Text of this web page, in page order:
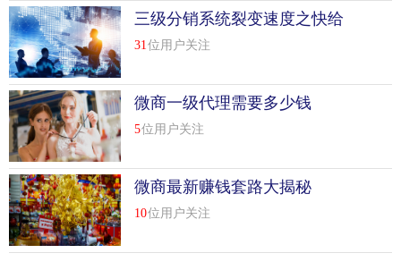
三级分销系统裂变速度之快给
商家提供无限流量
31 位用户关注
微商一级代理需要多少钱
5位用户关注
微商最新赚钱套路大揭秘
10位用户关注